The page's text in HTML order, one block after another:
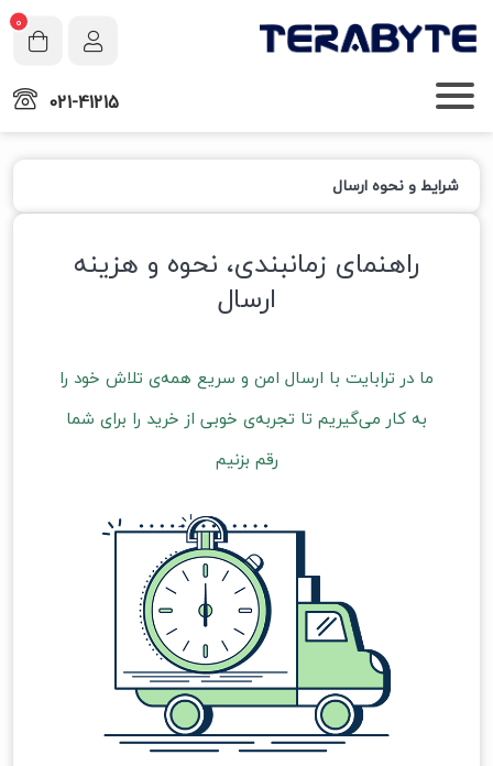
0
021-41215
شرایط و نحوه ارسال
راهنمای زمانبندی، نحوه و هزینه
ارسال
ما در ترابایت با ارسال امن و سریع همه‌ی تلاش خود را
به کار می‌گیریم تا تجربه‌ی خوبی از خرید را برای شما
رقم بزنیم